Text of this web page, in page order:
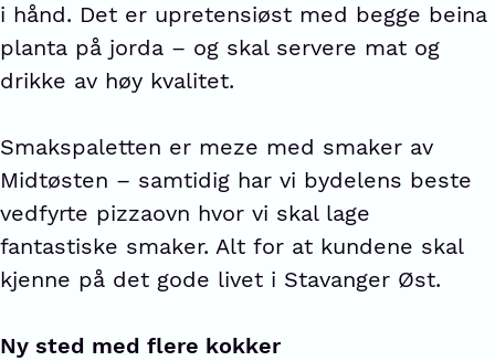
i hånd. Det er upretensiøst med begge beina
planta på jorda – og skal servere mat og
drikke av høy kvalitet.
Smakspaletten er meze med smaker av
Midtøsten – samtidig har vi bydelens beste
vedfyrte pizzaovn hvor vi skal lage
fantastiske smaker. Alt for at kundene skal
kjenne på det gode livet i Stavanger Øst.
Ny sted med flere kokker